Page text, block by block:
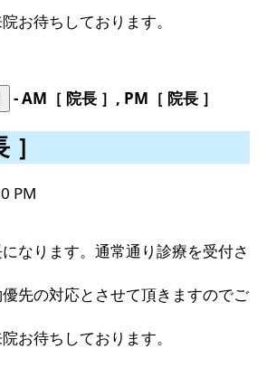
お待ちしております。
-AM［ 院長 ］, PM［ 院長 ］
PM
なります。通常通り診療を受付さ
先の対応とさせて頂きますのでご
お待ちしております。